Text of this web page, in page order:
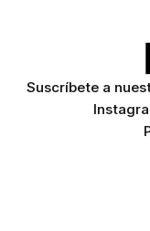
Suscríbete a